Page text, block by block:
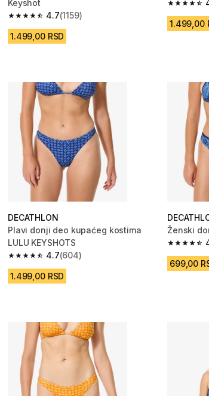
Keyshot
4.7
4.7 od 5 zvezdica from 1159 Recenzije
(1159)
1.499,00 RSD
4.7 od 5
1.499,00
DECATHLON
Plavi donji deo kupaćeg kostima
LULU KEYSHOTS
4.7
4.7 od 5 zvezdica from 604 Recenzije
(604)
1.499,00 RSD
Ženski
4.7 od 5
699,00